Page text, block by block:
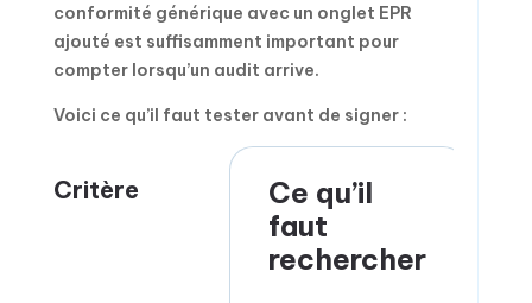
conformité générique avec un onglet EPR
ajouté est suffisamment important pour
compter lorsqu’un audit arrive.
Voici ce qu’il faut tester avant de signer :
Critère
Ce qu’il
faut
rechercher